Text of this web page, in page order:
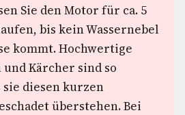
Sie den Motor für ca. 5
bis kein Wassernebel
kommt. Hochwertige
und Kärcher sind so
diesen kurzen
überstehen. Bei